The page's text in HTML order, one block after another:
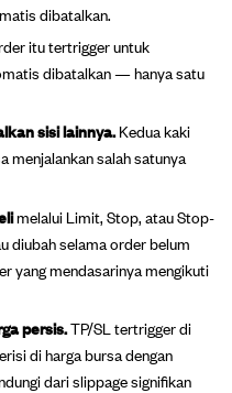
dibatalkan.
itu tertrigger untuk
dibatalkan — hanya satu
sisi lainnya.Kedua kaki
salah satunya
melalui Limit, Stop, atau Stop-
diubah selama order belum
yang mendasarinya mengikuti
persis.TP/SL tertrigger di
di harga bursa dengan
dari slippage signifikan